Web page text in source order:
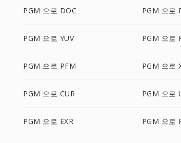
PGM 으로 DOC PGM 으로
PGM 으로 YUV PGM 으로
PGM 으로 PFM PGM 으로
PGM 으로 CUR PGM 으로
PGM 으로 EXR PGM 으로